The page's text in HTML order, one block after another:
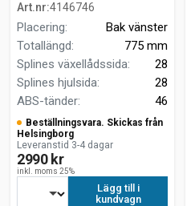
Art.nr:4146746
Placering:
Bak vänster
Totallängd:
775 mm
Splines växellådssida:
28
Splines hjulsida:
28
ABS-tänder: 46
Beställningsvara. Skickas från
Helsingborg
Leveranstid 3-4 dagar
2990 kr
inkl. moms 25%
Lägg till i
kundvagn